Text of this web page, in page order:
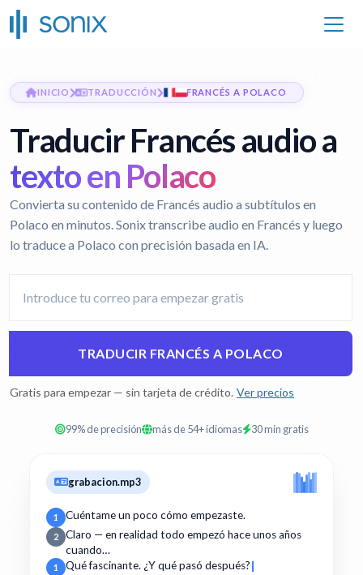
INICIO TRADUCCIÓN FRANCÉS A POLACO
Traducir Francés audio a
texto en Polaco
Convierta su contenido de Francés audio a subtítulos en
Polaco en minutos. Sonix transcribe audio en Francés y luego
lo traduce a Polaco con precisión basada en IA.
TRADUCIR FRANCÉS A POLACO
Gratis para empezar — sin tarjeta de crédito. Ver precios
99% de precisión más de 54+ idiomas 30 min gratis
grabacion.mp3
1 Cuéntame un poco cómo empezaste.
2
Claro — en realidad todo empezó hace unos años
cuando…
1 Qué fascinante. ¿Y qué pasó después?